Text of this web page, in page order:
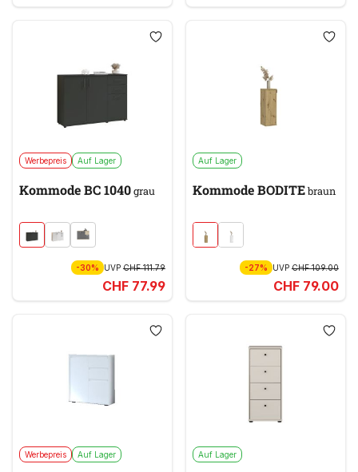
Werbepreis Auf Lager
Kommode BC 1040grau
-30% UVP CHF 111.79
CHF 77.99
Auf Lager
Kommode BODITEbraun
-27% UVPCHF 109.00
CHF 79.00
Werbepreis Auf Lager Auf Lager